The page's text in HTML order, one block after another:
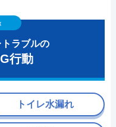
ラブルの
行動
トイレ水漏れ